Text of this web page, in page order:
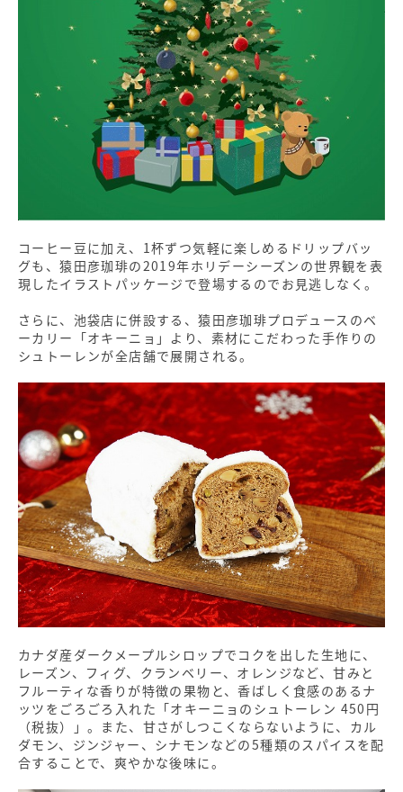
コーヒー豆に加え、1杯ずつ気軽に楽しめるドリップバッ
グも、猿田彦珈琲の2019年ホリデーシーズンの世界観を表
現したイラストパッケージで登場するのでお見逃しなく。
さらに、池袋店に併設する、猿田彦珈琲プロデュースのベ
ーカリー「オキーニョ」より、素材にこだわった手作りの
シュトーレンが全店舗で展開される。
カナダ産ダークメープルシロップでコクを出した生地に、
レーズン、フィグ、クランベリー、オレンジなど、甘みと
フルーティな香りが特徴の果物と、香ばしく食感のあるナ
ッツをごろごろ入れた「オキーニョのシュトーレン 450円
（税抜）」。また、甘さがしつこくならないように、カル
ダモン、ジンジャー、シナモンなどの5種類のスパイスを配
合することで、爽やかな後味に。